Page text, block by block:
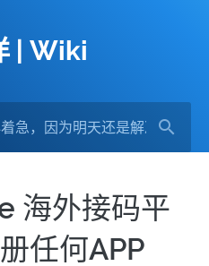
| Wiki
海外接码平
任何APP